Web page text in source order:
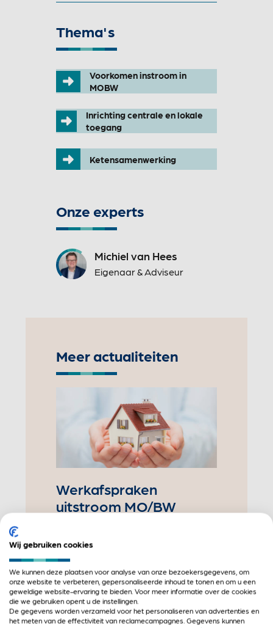
Thema's
Voorkomen instroom in
MOBW
Inrichting centrale en lokale
toegang
Ketensamenwerking
Onze experts
Michiel van Hees
Eigenaar & Adviseur
Meer actualiteiten
Werkafspraken
uitstroom MO/BW
Een soepele en stabiele uitstroom
beschermd wonen vraagt om
duidelijke, werkbare afspraken
tussen alle betrokken partijen. Wie
doet wat, wanneer, en
Wij gebruiken cookies
We kunnen deze plaatsen voor analyse van onze bezoekersgegevens, om
onze website te verbeteren, gepersonaliseerde inhoud te tonen en om u een
geweldige website-ervaring te bieden. Voor meer informatie over de cookies
die we gebruiken opent u de instellingen.
De gegevens worden verzameld voor het personaliseren van advertenties en
het meten van de effectiviteit van reclamecampagnes. Gegevens kunnen